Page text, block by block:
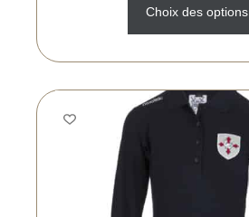
Choix des options